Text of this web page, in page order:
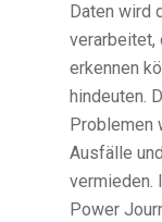
Daten wird
verarbeitet,
erkennen
hindeuten.
Problemen
Ausfälle
vermieden.
Power